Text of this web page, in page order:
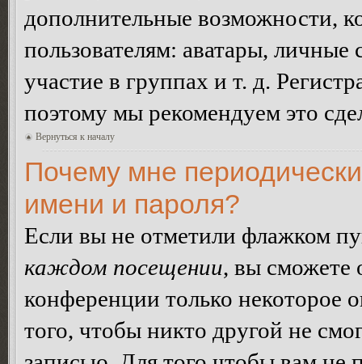
дополнительные возможности,
пользователям: аватары,
участие в группах и т. д.
поэтому мы рекомендуем это
Вернуться к началу
Почему мне
имени и пароля?
Если вы не отметили флажком
каждом посещении, вы сможете
конференции только некоторое
того, чтобы никто другой не